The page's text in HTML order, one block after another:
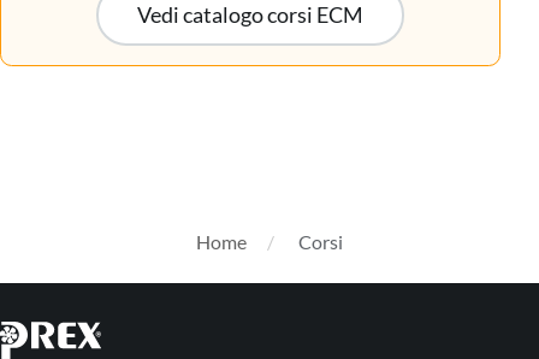
Vedi catalogo corsi ECM
Home Corsi